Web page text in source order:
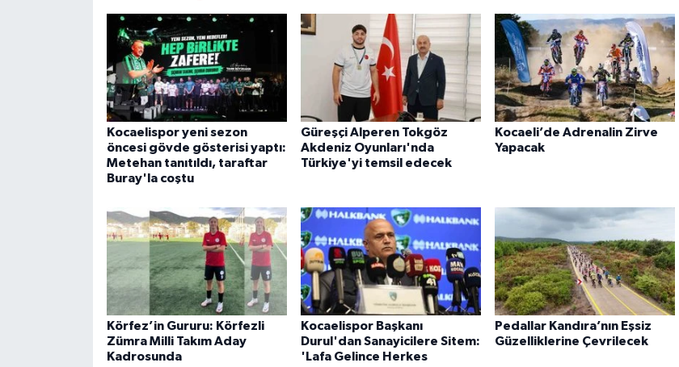
Kocaelispor yeni sezon
öncesi gövde gösterisi yaptı:
Metehan tanıtıldı, taraftar
Buray'la coştu
Güreşçi Alperen Tokgöz
Akdeniz Oyunları'nda
Türkiye'yi temsil edecek
Kocaeli’de Adrenalin Zirve
Yapacak
Körfez’in Gururu: Körfezli
Zümra Milli Takım Aday
Kadrosunda
Kocaelispor Başkanı
Durul'dan Sanayicilere Sitem:
'Lafa Gelince Herkes
Pedallar Kandıra’nın Eşsiz
Güzelliklerine Çevrilecek